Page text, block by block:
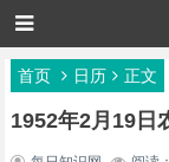
首页 日历 正文
1952年2月19日